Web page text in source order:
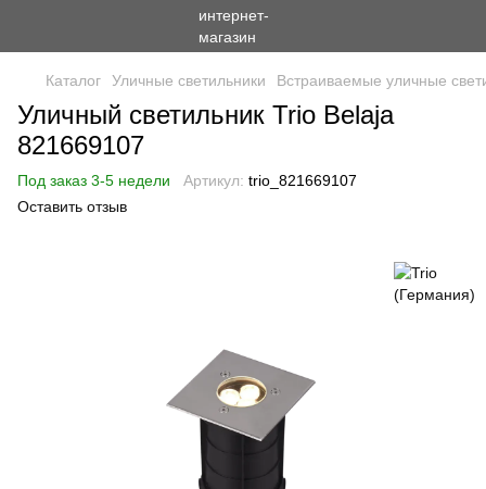
Каталог Уличные светильники Встраиваемые уличные
Уличный светильник Trio Belaja
821669107
Под заказ 3-5 недели Артикул: trio_821669107
Оставить отзыв